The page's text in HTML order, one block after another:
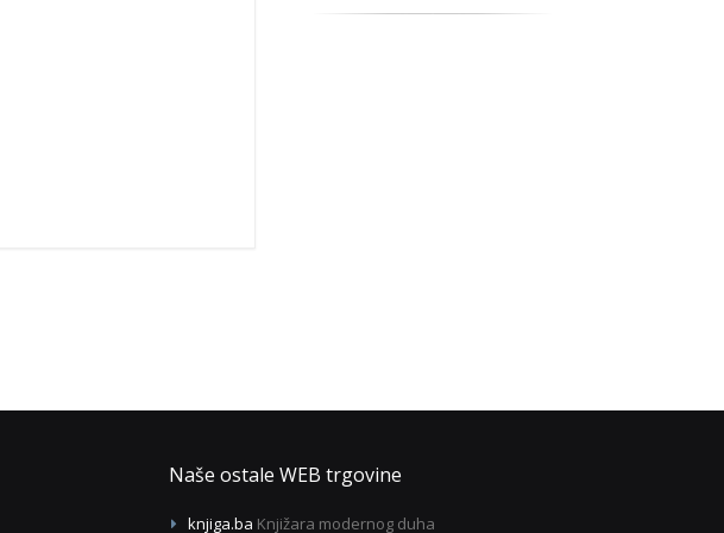
Naše ostale WEB trgovine
knjiga.ba Knjižara modernog duha